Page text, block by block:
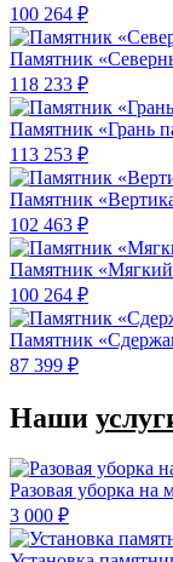
100 264 ₽
Памятник
118 233 ₽
Памятник «Грань
113 253 ₽
Памятник
102 463 ₽
Памятник «Мягкий
100 264 ₽
Памятник
87 399 ₽
Наши
Разовая уборка на
3 000 ₽